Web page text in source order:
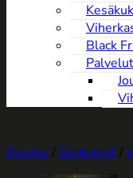
Black
Palvelut
Etusivu / Sisäkasvit/